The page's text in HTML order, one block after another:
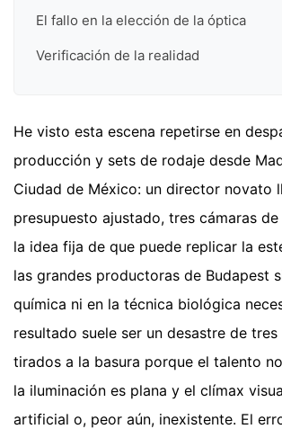
El fallo en la elección de la óptica
Verificación de la realidad
He visto esta escena repetirse en
producción y sets de rodaje desde
Ciudad de México: un director novato
presupuesto ajustado, tres cámaras
la idea fija de que puede replicar la
las grandes productoras de Budapest
química ni en la técnica biológica
resultado suele ser un desastre de
tirados a la basura porque el talento
la iluminación es plana y el clímax
artificial o, peor aún, inexistente. El